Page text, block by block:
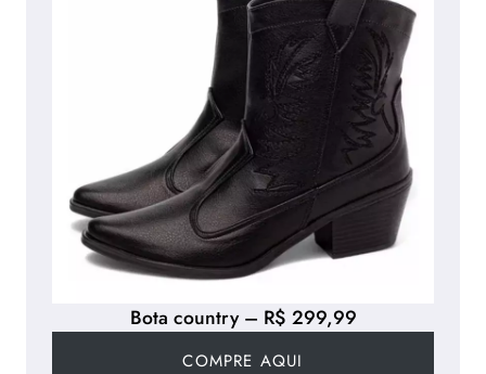
Bota country – R$ 299,99
COMPRE AQUI